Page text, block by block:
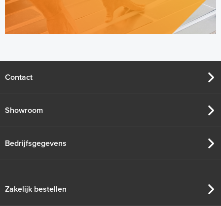
Randisolatie, 5mm dik en
25m¹ lang
Contact
Showroom
Bedrijfsgegevens
Zakelijk bestellen